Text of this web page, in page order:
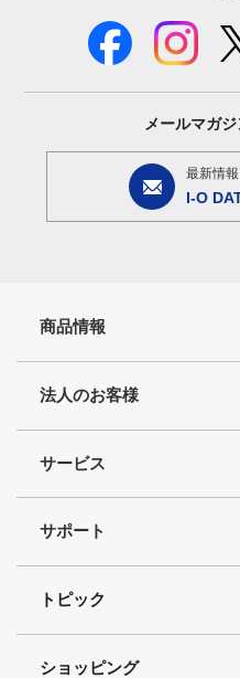
メールマガジ
最新情
I-O
商品情報
法人のお客様
サービス
サポート
トピック
ショッピング